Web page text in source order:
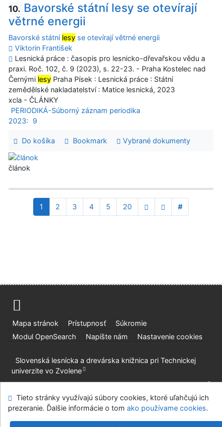
10. Bavorské státní lesy se otevírají
větrné energii
Bavorské státní lesy se otevírají větrné energii
Viktorin František
Lesnická práce : časopis pro lesnicko-dřevařskou vědu a
praxi. Roč. 102, č. 9 (2023), s. 22-23. - Praha Kostelec nad
Černými lesy Praha Písek : Lesnická práce : Státní
zemědělské nakladatelství : Matice lesnická, 2023
xcla - ČLÁNKY
PERIODIKÁ-Súborný záznam periodika
2023:
9
Do košíka Bookmark Vybrané dokumenty
článok
1 2 3 4 5 20 #
Mapa stránok Prístupnosť
Súkromie
Modul OpenSearch
Napíšte nám Nastavenie cookies
Slovenská lesnícka a drevárska knižnica pri Technickej
univerzite vo Zvolene
©1993-2026IPACv.4.8.63a-Cosmotron Slovakia, s.r.o.
Tieto stránky využívajú súbory cookies, ktoré uľahčujú ich
prezeranie. Ďalšie informácie o tom ako používame cookies.